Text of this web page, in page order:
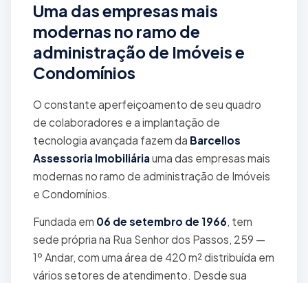
Uma das empresas mais
modernas no ramo de
administração de Imóveis e
Condomínios
O constante aperfeiçoamento de seu quadro
de colaboradores e a implantação de
tecnologia avançada fazem da Barcellos
Assessoria Imobiliáriauma das empresas mais
modernas no ramo de administração de Imóveis
e Condomínios.
Fundada em 06 de setembro de 1966, tem
sede própria na Rua Senhor dos Passos, 259 —
1º Andar, com uma área de 420 m² distribuída em
vários setores de atendimento. Desde sua